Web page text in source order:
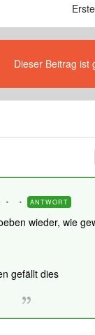
Dieser Beitrag ist
ANTWORT
wieder, wie
gefällt dies